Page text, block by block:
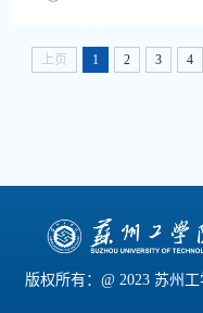
上页 1 2 3 4
版权所有：@ 2023 苏州